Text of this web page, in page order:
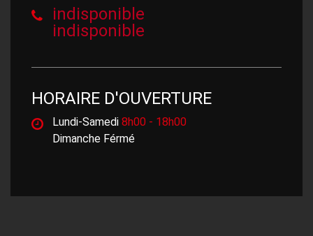
indisponible
indisponible
HORAIRE D'OUVERTURE
Lundi-Samedi 8h00 - 18h00
Dimanche Férmé